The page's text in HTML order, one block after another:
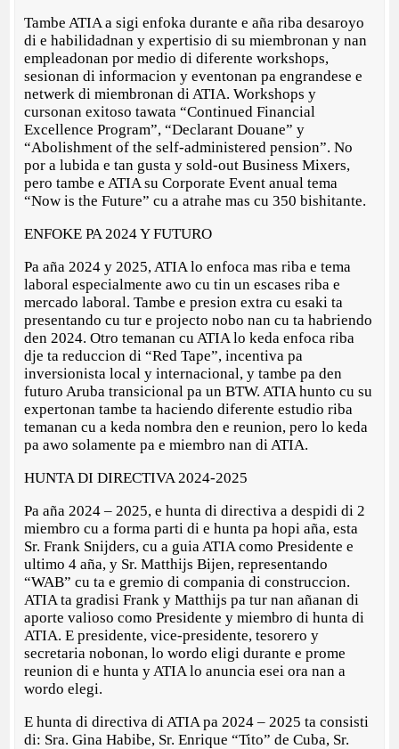
Tambe ATIA a sigi enfoka durante e aña riba desaroyo
di e habilidadnan y expertisio di su miembronan y nan
empleadonan por medio di diferente workshops,
sesionan di informacion y eventonan pa engrandese e
netwerk di miembronan di ATIA. Workshops y
cursonan exitoso tawata “Continued Financial
Excellence Program”, “Declarant Douane” y
“Abolishment of the self-administered pension”. No
por a lubida e tan gusta y sold-out Business Mixers,
pero tambe e ATIA su Corporate Event anual tema
“Now is the Future” cu a atrahe mas cu 350 bishitante.
ENFOKE PA 2024 Y FUTURO
Pa aña 2024 y 2025, ATIA lo enfoca mas riba e tema
laboral especialmente awo cu tin un escases riba e
mercado laboral. Tambe e presion extra cu esaki ta
presentando cu tur e projecto nobo nan cu ta habriendo
den 2024. Otro temanan cu ATIA lo keda enfoca riba
dje ta reduccion di “Red Tape”, incentiva pa
inversionista local y internacional, y tambe pa den
futuro Aruba transicional pa un BTW. ATIA hunto cu su
expertonan tambe ta haciendo diferente estudio riba
temanan cu a keda nombra den e reunion, pero lo keda
pa awo solamente pa e miembro nan di ATIA.
HUNTA DI DIRECTIVA 2024-2025
Pa aña 2024 – 2025, e hunta di directiva a despidi di 2
miembro cu a forma parti di e hunta pa hopi aña, esta
Sr. Frank Snijders, cu a guia ATIA como Presidente e
ultimo 4 aña, y Sr. Matthijs Bijen, representando
“WAB” cu ta e gremio di compania di construccion.
ATIA ta gradisi Frank y Matthijs pa tur nan añanan di
aporte valioso como Presidente y miembro di hunta di
ATIA. E presidente, vice-presidente, tesorero y
secretaria nobonan, lo wordo eligi durante e prome
reunion di e hunta y ATIA lo anuncia esei ora nan a
wordo elegi.
E hunta di directiva di ATIA pa 2024 – 2025 ta consisti
di: Sra. Gina Habibe, Sr. Enrique “Tito” de Cuba, Sr.